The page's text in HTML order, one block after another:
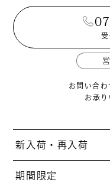
お問い合
お承り
新入荷・再入荷
期間限定